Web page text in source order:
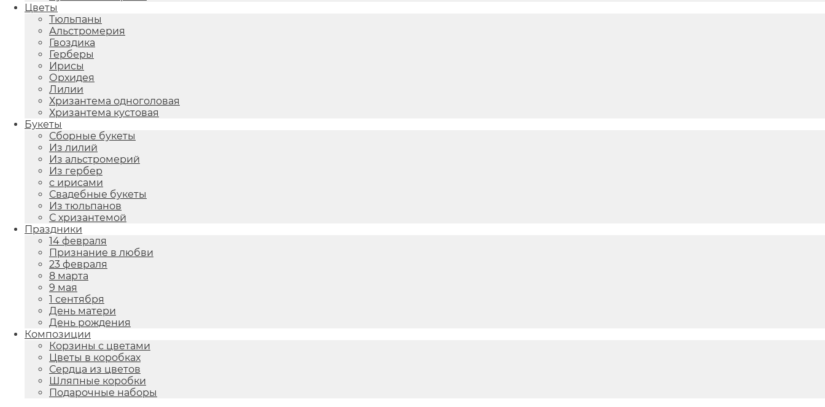
Цветы
Тюльпаны
Альстромерия
Гвоздика
Герберы
Ирисы
Орхидея
Лилии
Хризантема одноголовая
Хризантема кустовая
Букеты
Сборные букеты
Из лилий
Из альстромерий
Из гербер
с ирисами
Свадебные букеты
Из тюльпанов
С хризантемой
Праздники
14 февраля
Признание в любви
23 февраля
8 марта
9 мая
1 сентября
День матери
День рождения
Композиции
Корзины с цветами
Цветы в коробках
Сердца из цветов
Шляпные коробки
Подарочные наборы